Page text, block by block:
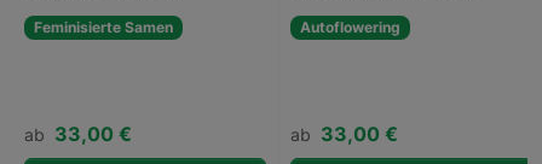
Feminisierte Samen
ab 33,00 €
Autoflowering
ab 33,00 €